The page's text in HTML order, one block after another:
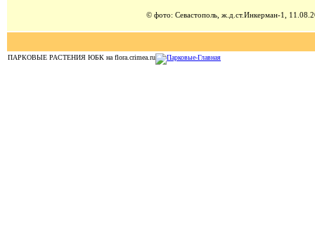
© фото: Севастополь, ж.д.ст.Инкерман-1,
ПАРКОВЫЕ РАСТЕНИЯ ЮБК на flora.crimea.ru